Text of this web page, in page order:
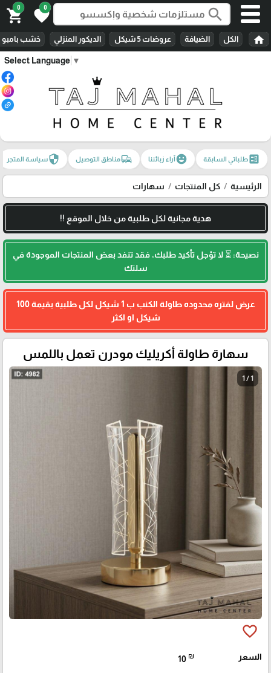
Select Language ▼
search
0
favorite
0
shopping_cart
home الكل الضيافة عروضات 5 شيكل الديكور المنزلي خشب بامبو
ballotطلباتي السابقة emoji_emotionsآراء زبائننا commuteمناطق التوصيل securityسياسة المتجر
الرئيسية كل المنتجات سهارات
هدية مجانية لكل طلبية من خلال الموقع !!
نصيحة: ⏳ لا تؤجل تأكيد طلبك، فقد تنفد بعض المنتجات الموجودة في
سلتك
عرض لفتره محدوده طاولة الكنب ب 1 شيكل لكل طلبية بقيمة 100
شيكل او اكثر
سهارة طاولة أكريليك مودرن تعمل باللمس
1 / 1
favorite_border
السعر 10 ₪